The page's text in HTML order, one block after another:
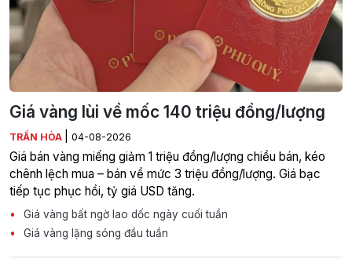
Giá vàng lùi về mốc 140 triệu đồng/lượng
TRẦN HÒA 04-08-2026
Giá bán vàng miếng giảm 1 triệu đồng/lượng chiều bán, kéo
chênh lệch mua – bán về mức 3 triệu đồng/lượng. Giá bạc
tiếp tục phục hồi, tỷ giá USD tăng.
Giá vàng bất ngờ lao dốc ngày cuối tuần
Giá vàng lặng sóng đầu tuần